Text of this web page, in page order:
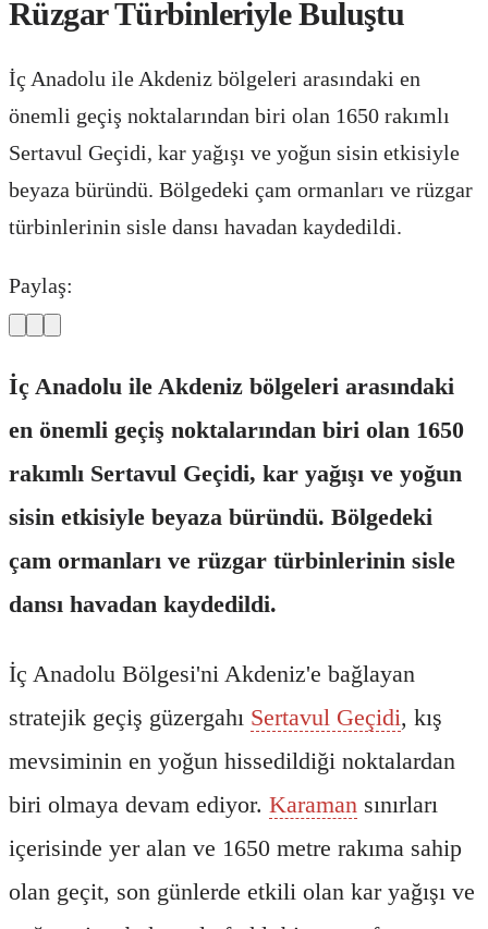
Rüzgar Türbinleriyle Buluştu
İç Anadolu ile Akdeniz bölgeleri arasındaki en
önemli geçiş noktalarından biri olan 1650 rakımlı
Sertavul Geçidi, kar yağışı ve yoğun sisin etkisiyle
beyaza büründü. Bölgedeki çam ormanları ve rüzgar
türbinlerinin sisle dansı havadan kaydedildi.
Paylaş:
İç Anadolu ile Akdeniz bölgeleri arasındaki
en önemli geçiş noktalarından biri olan 1650
rakımlı Sertavul Geçidi, kar yağışı ve yoğun
sisin etkisiyle beyaza büründü. Bölgedeki
çam ormanları ve rüzgar türbinlerinin sisle
dansı havadan kaydedildi.
İç Anadolu Bölgesi'ni Akdeniz'e bağlayan
stratejik geçiş güzergahı Sertavul Geçidi, kış
mevsiminin en yoğun hissedildiği noktalardan
biri olmaya devam ediyor. Karaman sınırları
içerisinde yer alan ve 1650 metre rakıma sahip
olan geçit, son günlerde etkili olan kar yağışı ve